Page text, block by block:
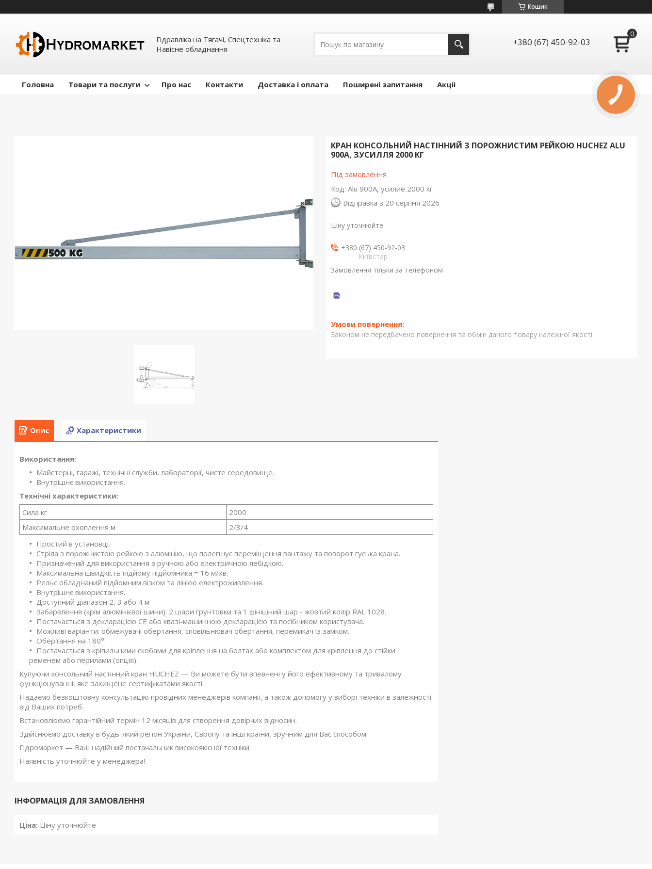
Кошик
Гідравліка на Тягачі, Спецтехніка та
Навісне обладнання
+380 (67) 450-92-03
Головна Товари та послуги Про нас Контакти Доставка і оплата Поширені запитання Акціі
КРАН КОНСОЛЬНИЙ НАСТІННИЙ З ПОРОЖНИСТИМ РЕЙКОЮ HUCHEZ ALU
900A, ЗУСИЛЛЯ 2000 КГ
Під замовлення
Код: Alu 900A, усилие 2000 кг
Відправка з 20 серпня 2026
Ціну уточнюйте
+380 (67) 450-92-03
Київстар
Замовлення тільки за телефоном
Законом не передбачено повернення та обмін даного товару належної якості
Опис Характеристики
Використання:
Майстерні, гаражі, технічні служби, лабораторії, чисте середовище.
Внутрішнє використання.
Технічні характеристики:
Сила кг
2000
Максимальне охоплення м
2/3/4
Простий в установці.
Стріла з порожнистою рейкою з алюмінію, що полегшує переміщення вантажу та поворот гуська крана.
Призначений для використання з ручною або електричною лебідкою.
Максимальна швидкість підйому підйомника = 16 м/хв.
Рельс обладнаний підйомним візком та лінією електроживлення.
Внутрішнє використання.
Доступний діапазон 2, 3 або 4 м
Забарвлення (крім алюмінієвої шини): 2 шари грунтовки та 1 фінішний шар - жовтий колір RAL 1028.
Постачається з декларацією CE або квазі-машинною декларацією та посібником користувача.
Можливі варіанти: обмежувачі обертання, сповільнювач обертання, перемикач із замком.
Обертання на 180°.
Постачається з кріпильними скобами для кріплення на болтах або комплектом для кріплення до стійки
ременем або перилами (опція).
Купуючи консольний настінний кран HUCHEZ — Ви можете бути впевнені у його ефективному та тривалому
функціонуванні, яке захищене сертифікатами якості.
Надаємо безкоштовну консультацію провідних менеджерів компанії, а також допомогу у виборі техніки в залежності
від Ваших потреб.
Встановлюємо гарантійний термін 12 місяців для створення довірчих відносин.
Здійснюємо доставку в будь-який регіон України, Європу та інші країни, зручним для Вас способом.
Гідромаркет — Ваш надійний постачальник високоякісної техніки.
Наявність уточнюйте у менеджера!
ІНФОРМАЦІЯ ДЛЯ ЗАМОВЛЕННЯ
Ціна: Ціну уточнюйте